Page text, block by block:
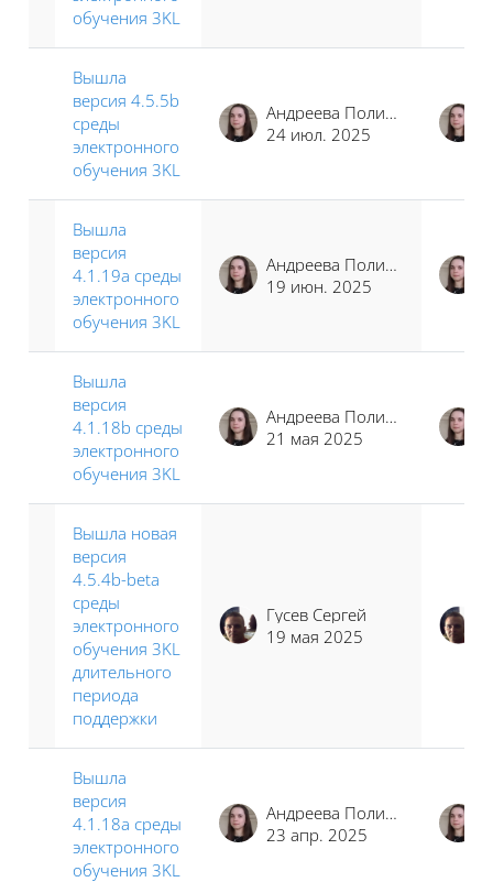
обучения 3KL
Вышла
версия 4.5.5b
среды
электронного
обучения 3KL
Андреева Полина Иосифовна
24 июл. 2025
Вышла
версия
4.1.19a среды
электронного
обучения 3KL
Андреева Полина Иосифовна
19 июн. 2025
Вышла
версия
4.1.18b среды
электронного
обучения 3KL
Андреева Полина Иосифовна
21 мая 2025
Вышла новая
версия
4.5.4b-beta
среды
электронного
обучения 3KL
длительного
периода
поддержки
Гусев Сергей
19 мая 2025
Вышла
версия
4.1.18a среды
электронного
обучения 3KL
Андреева Полина Иосифовна
23 апр. 2025